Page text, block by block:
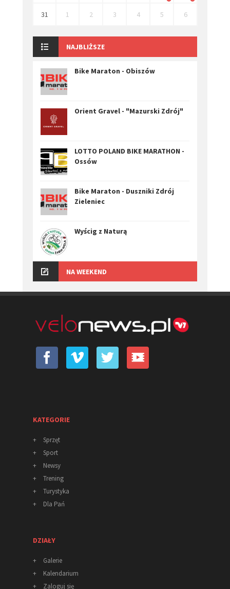
31 1 2 3 4 5 6
NAJBLIŻSZE
Bike Maraton - Obiszów
Orient Gravel - "Mazurski Zdrój"
LOTTO POLAND BIKE MARATHON -
Ossów
Bike Maraton - Duszniki Zdrój
Zieleniec
Wyścig z Naturą
NA WEEKEND
KATEGORIE
+
Sprzęt
+
Sport
+
Newsy
+
Trening
+
Turystyka
+
Dla Pań
DZIAŁY
+
Galerie
+
Kalendarium
+
Zaloguj się